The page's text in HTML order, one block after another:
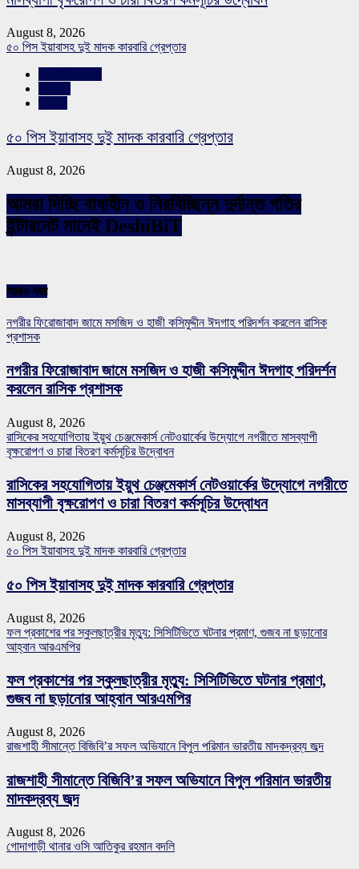
August 8, 2026
৫০ পিস ইয়াবাসহ দুই মাদক কারবারি গ্রেপ্তার
৫০ পিস ইয়াবাসহ দুই মাদক কারবারি গ্রেপ্তার
August 8, 2026
আমরা দিচ্ছি বাধাহীন ও নিরবিচ্ছিন্ন দুর্দান্ত গতির
ইন্টারনেট মানেই DeshiBiT
আরও খবর
নগরীর ফিরোজাবাদ জামে মসজিদ ও হাজী কসিমুদ্দীন ঈদগাহ পরিদর্শন করলেন রাসিক
প্রশাসক
নগরীর ফিরোজাবাদ জামে মসজিদ ও হাজী কসিমুদ্দীন ঈদগাহ পরিদর্শন
করলেন রাসিক প্রশাসক
August 8, 2026
রাসিকের সহযোগিতায় ইয়ুথ চেঞ্জমেকার্স নেটওয়ার্কের উদ্যোগে নগরীতে মাসব্যাপী
বৃক্ষরোপণ ও চারা বিতরণ কর্মসূচির উদ্বোধন
রাসিকের সহযোগিতায় ইয়ুথ চেঞ্জমেকার্স নেটওয়ার্কের উদ্যোগে নগরীতে
মাসব্যাপী বৃক্ষরোপণ ও চারা বিতরণ কর্মসূচির উদ্বোধন
August 8, 2026
৫০ পিস ইয়াবাসহ দুই মাদক কারবারি গ্রেপ্তার
৫০ পিস ইয়াবাসহ দুই মাদক কারবারি গ্রেপ্তার
August 8, 2026
ফল প্রকাশের পর স্কুলছাত্রীর মৃত্যু: সিসিটিভিতে ঘটনার প্রমাণ, গুজব না ছড়ানোর
আহ্বান আরএমপির
ফল প্রকাশের পর স্কুলছাত্রীর মৃত্যু: সিসিটিভিতে ঘটনার প্রমাণ,
গুজব না ছড়ানোর আহ্বান আরএমপির
August 8, 2026
রাজশাহী সীমান্তে বিজিবি’র সফল অভিযানে বিপুল পরিমান ভারতীয় মাদকদ্রব্য জব্দ
রাজশাহী সীমান্তে বিজিবি’র সফল অভিযানে বিপুল পরিমান ভারতীয়
মাদকদ্রব্য জব্দ
August 8, 2026
গোদাগাড়ী থানার ওসি আতিকুর রহমান বদলি